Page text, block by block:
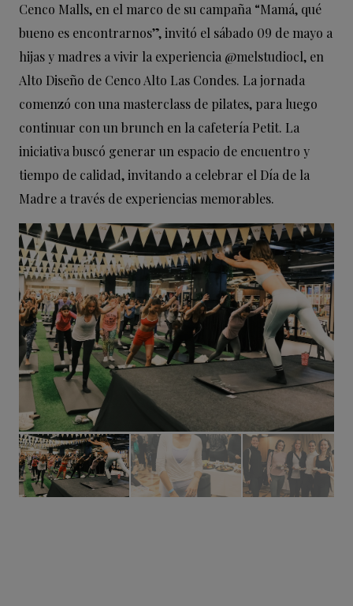
Cenco Malls, en el marco de su campaña “Mamá, qué
bueno es encontrarnos”, invitó el sábado 09 de mayo a
hijas y madres a vivir la experiencia @melstudiocl, en
Alto Diseño de Cenco Alto Las Condes. La jornada
comenzó con una masterclass de pilates, para luego
continuar con un brunch en la cafetería Petit. La
iniciativa buscó generar un espacio de encuentro y
tiempo de calidad, invitando a celebrar el Día de la
Madre a través de experiencias memorables.